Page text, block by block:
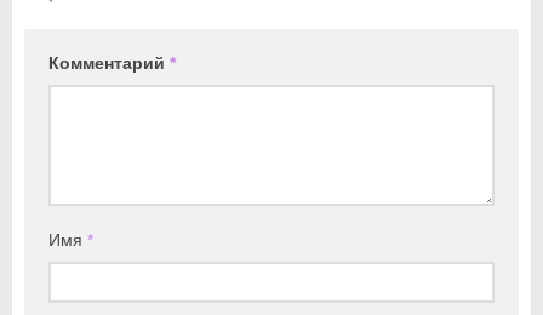
Комментарий *
Имя *